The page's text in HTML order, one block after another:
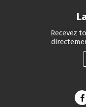
Recevez